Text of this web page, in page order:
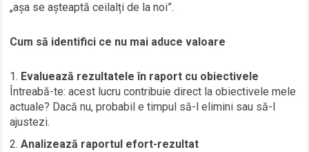
„așa se așteaptă ceilalți de la noi”.
Cum să identifici ce nu mai aduce valoare
Evaluează rezultatele în raport cu obiectivele
Întreabă-te: acest lucru contribuie direct la obiectivele mele
actuale? Dacă nu, probabil e timpul să-l elimini sau să-l
ajustezi.
Analizează raportul efort-rezultat